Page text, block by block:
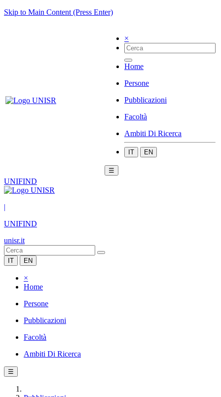
Skip to Main Content (Press Enter)
×
Home
Persone
Pubblicazioni
Facoltà
Ambiti Di Ricerca
IT EN
☰
UNIFIND
|
UNIFIND
unisr.it
IT EN
×
Home
Persone
Pubblicazioni
Facoltà
Ambiti Di Ricerca
☰